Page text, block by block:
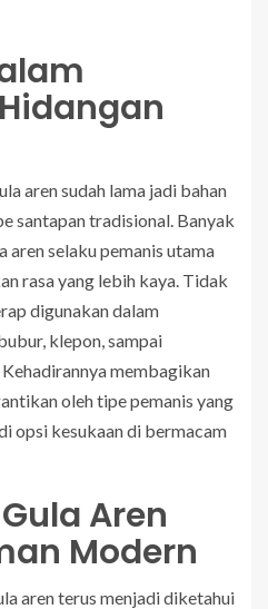
aren sudah lama jadi bahan
santapan tradisional. Banyak
aren selaku pemanis utama
rasa yang lebih kaya. Tidak
digunakan dalam
klepon, sampai
membagikan
oleh tipe pemanis yang
opsi kesukaan di bermacam
Aren
Modern
aren terus menjadi diketahui